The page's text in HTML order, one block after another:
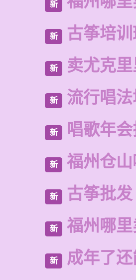
新
新 古筝培
新 卖尤克
新 流行唱
新 唱歌年
新 福州仓
新 古筝批
新 福州哪
新 成年了